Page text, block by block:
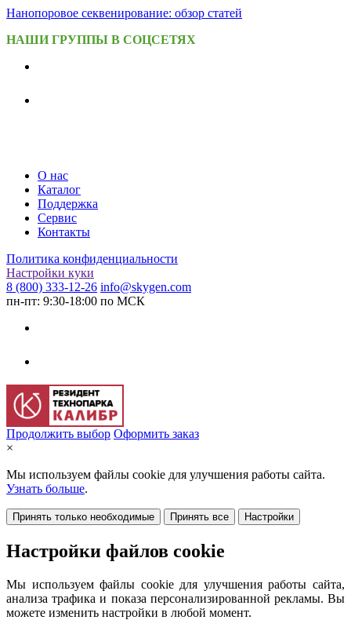
Нанопоровое секвенирование: обзор статей
НАШИ ГРУППЫ В СОЦСЕТЯХ
О нас
Каталог
Поддержка
Сервис
Контакты
Политика конфиденциальности
Настройки куки
8 (800) 333-12-26 info@skygen.com
пн-пт: 9:30-18:00 по МСК
Продолжить выбор Оформить заказ
×
Мы используем файлы cookie для улучшения работы сайта.
Узнать больше.
Принять только необходимые Принять все Настройки
Настройки файлов cookie
Мы используем файлы cookie для улучшения работы сайта,
анализа трафика и показа персонализированной рекламы. Вы
можете изменить настройки в любой момент.